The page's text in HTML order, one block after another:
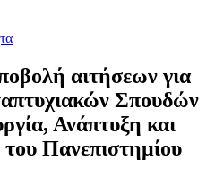
αιτήσεων για
Σπουδών
Ανάπτυξη και
Πανεπιστημίου